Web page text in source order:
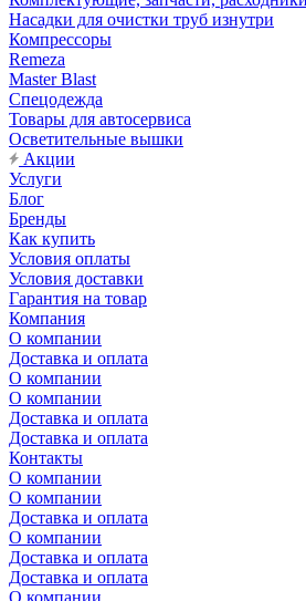
Насадки для очистки труб изнутри
Компрессоры
Remeza
Master Blast
Спецодежда
Товары для автосервиса
Осветительные вышки
Акции
Услуги
Блог
Бренды
Как купить
Условия оплаты
Условия доставки
Гарантия на товар
Компания
О компании
Доставка и оплата
О компании
О компании
Доставка и оплата
Доставка и оплата
Контакты
О компании
О компании
Доставка и оплата
О компании
Доставка и оплата
Доставка и оплата
О компании